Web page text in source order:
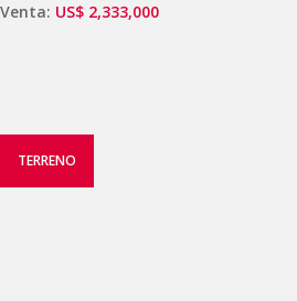
Venta: US$ 2,333,000
TERRENO